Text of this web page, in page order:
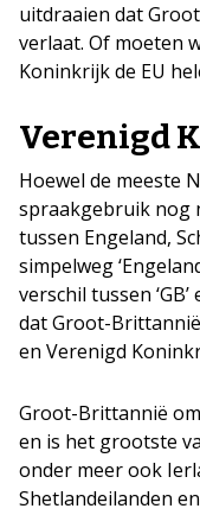
uitdraaien dat
verlaat. Of moeten
Koninkrijk de EU
Verenigd
Hoewel de meeste
spraakgebruik nog
tussen Engeland,
simpelweg
verschil tussen
dat Groot-
en Verenigd
Groot-Brittannië
en is het grootste
onder meer ook
Shetlandeilanden